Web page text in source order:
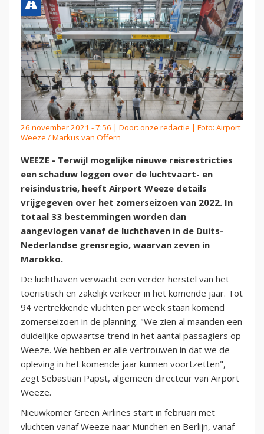
26 november 2021 - 7:56 | Door: onze redactie | Foto: Airport
Weeze / Markus van Offern
WEEZE - Terwijl mogelijke nieuwe reisrestricties
een schaduw leggen over de luchtvaart- en
reisindustrie, heeft Airport Weeze details
vrijgegeven over het zomerseizoen van 2022. In
totaal 33 bestemmingen worden dan
aangevlogen vanaf de luchthaven in de Duits-
Nederlandse grensregio, waarvan zeven in
Marokko.
De luchthaven verwacht een verder herstel van het
toeristisch en zakelijk verkeer in het komende jaar. Tot
94 vertrekkende vluchten per week staan komend
zomerseizoen in de planning. "We zien al maanden een
duidelijke opwaartse trend in het aantal passagiers op
Weeze. We hebben er alle vertrouwen in dat we de
opleving in het komende jaar kunnen voortzetten",
zegt Sebastian Papst, algemeen directeur van Airport
Weeze.
Nieuwkomer Green Airlines start in februari met
vluchten vanaf Weeze naar München en Berlijn, vanaf